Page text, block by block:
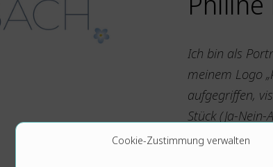
Cookie-Zustimmung verwalten
Ich bin als
meinem Logo
aufgegriffen,
Stück (Ja-
jeden
Versionen